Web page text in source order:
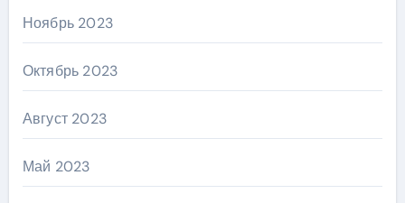
Ноябрь 2023
Октябрь 2023
Август 2023
Май 2023